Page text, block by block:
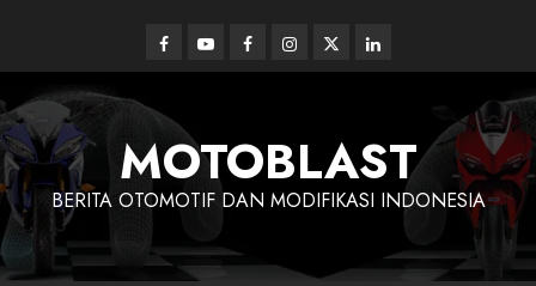
content
Facebook
YoutubeFacebookInstagram
Twitterlinkedin
MOTOBLAST
BERITA OTOMOTIF DAN MODIFIKASI INDONESIA